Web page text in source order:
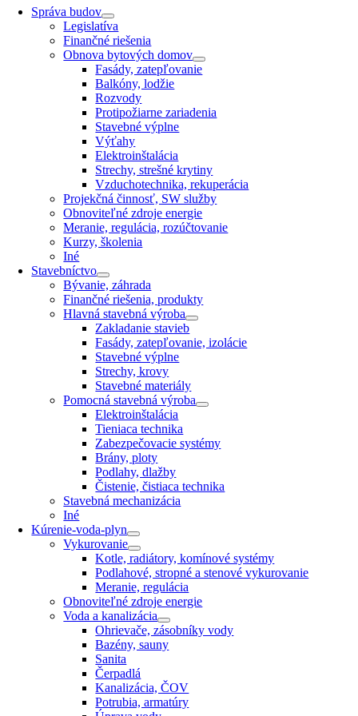
Správa budov
Legislatíva
Finančné riešenia
Obnova bytových domov
Fasády, zatepľovanie
Balkóny, lodžie
Rozvody
Protipožiarne zariadenia
Stavebné výplne
Výťahy
Elektroinštalácia
Strechy, strešné krytiny
Vzduchotechnika, rekuperácia
Projekčná činnosť, SW služby
Obnoviteľné zdroje energie
Meranie, regulácia, rozúčtovanie
Kurzy, školenia
Iné
Stavebníctvo
Bývanie, záhrada
Finančné riešenia, produkty
Hlavná stavebná výroba
Zakladanie stavieb
Fasády, zatepľovanie, izolácie
Stavebné výplne
Strechy, krovy
Stavebné materiály
Pomocná stavebná výroba
Elektroinštalácia
Tieniaca technika
Zabezpečovacie systémy
Brány, ploty
Podlahy, dlažby
Čistenie, čistiaca technika
Stavebná mechanizácia
Iné
Kúrenie-voda-plyn
Vykurovanie
Kotle, radiátory, komínové systémy
Podlahové, stropné a stenové vykurovanie
Meranie, regulácia
Obnoviteľné zdroje energie
Voda a kanalizácia
Ohrievače, zásobníky vody
Bazény, sauny
Sanita
Čerpadlá
Kanalizácia, ČOV
Potrubia, armatúry